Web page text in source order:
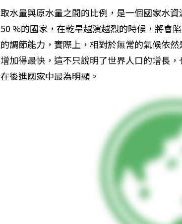
取水量與原水量之間的比例，是一個國家水
50 %的國家，在乾旱越演越烈的時候，將會
的調節能力，實際上，相對於無常的氣候依
增加得最快，這不只說明了世界人口的增長
在後進國家中最為明顯。